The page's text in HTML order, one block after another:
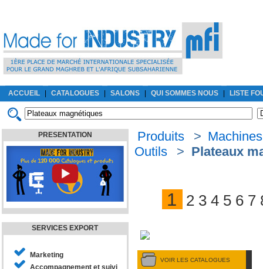
ACCUEIL CATALOGUES SALONS QUI SOMMES NOUS LISTE
PRESENTATION
SERVICES EXPORT
Marketing
Produits >
Outils
> Plateaux
1 2 3 4 5 6 7
VOIR LES CATALOGUES